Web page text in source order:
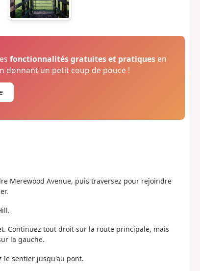
fonctionnalités gratuites et pratiques en
donnant un petit coup de pouce !
Merewood Avenue, puis traversez pour rejoindre
Continuez tout droit sur la route principale, mais
la gauche.
le sentier jusqu'au pont.